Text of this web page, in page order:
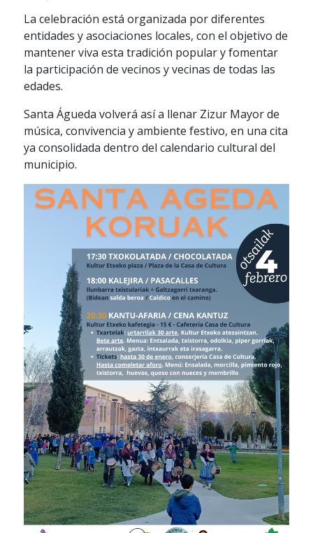
La celebración está organizada por diferentes
entidades y asociaciones locales, con el objetivo de
mantener viva esta tradición popular y fomentar
la participación de vecinos y vecinas de todas las
edades.
Santa Águeda volverá así a llenar Zizur Mayor de
música, convivencia y ambiente festivo, en una cita
ya consolidada dentro del calendario cultural del
municipio.